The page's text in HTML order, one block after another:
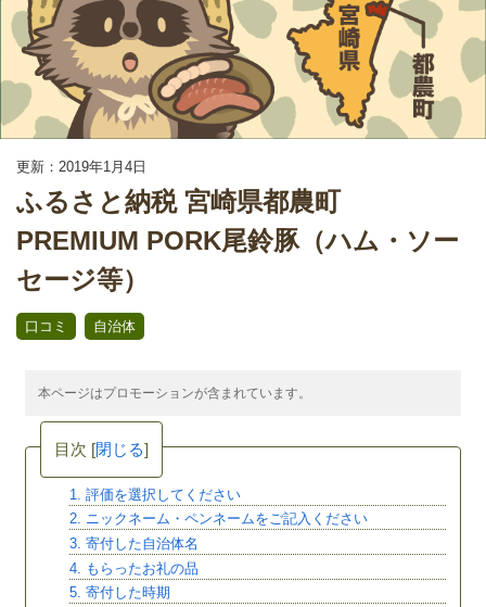
更新：2019年1月4日
ふるさと納税 宮崎県都農町
PREMIUM PORK尾鈴豚（ハム・ソー
セージ等）
口コミ 自治体
本ページはプロモーションが含まれています。
目次 [閉じる]
1. 評価を選択してください
2. ニックネーム・ペンネームをご記入ください
3. 寄付した自治体名
4. もらったお礼の品
5. 寄付した時期